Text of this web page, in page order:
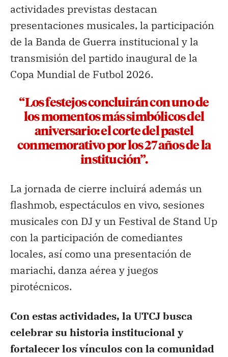
actividades previstas destacan
presentaciones musicales, la participación
de la Banda de Guerra institucional y la
transmisión del partido inaugural de la
Copa Mundial de Futbol 2026.
“Los festejos concluirán con uno de
los momentos más simbólicos del
aniversario: el corte del pastel
conmemorativo por los 27 años de la
institución”.
La jornada de cierre incluirá además un
flashmob, espectáculos en vivo, sesiones
musicales con DJ y un Festival de Stand Up
con la participación de comediantes
locales, así como una presentación de
mariachi, danza aérea y juegos
pirotécnicos.
Con estas actividades, la UTCJ busca
celebrar su historia institucional y
fortalecer los vínculos con la comunidad